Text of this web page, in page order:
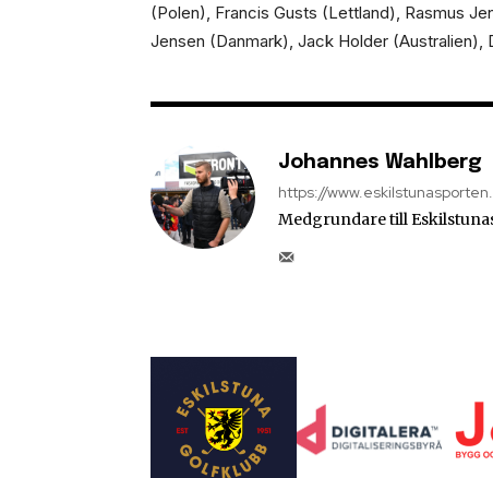
(Polen), Francis Gusts (Lettland), Rasmus
Jensen (Danmark), Jack Holder (Australien),
Johannes Wahlberg
https://
Medgrundare till